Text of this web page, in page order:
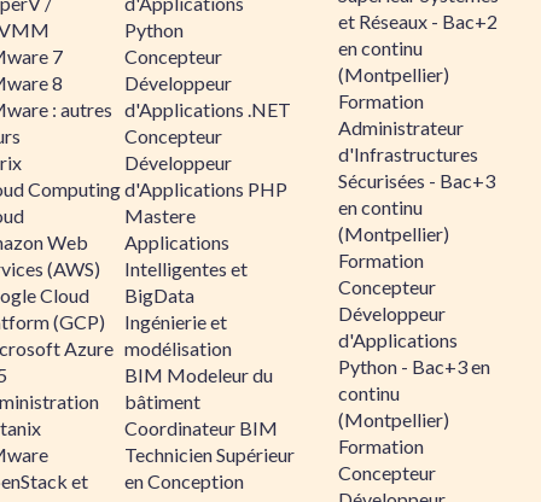
7
8
: autres
Computing
Web
(AWS)
Cloud
(GCP)
Azure
et
Python
Concepteur
Développeur
d'Applications .NET
Concepteur
Développeur
d'Applications PHP
Mastere
Applications
Intelligentes et
BigData
Ingénierie et
modélisation
BIM Modeleur du
bâtiment
Coordinateur BIM
Technicien Supérieur
en Conception
et Réseaux - Bac+2
en continu
(Montpellier)
Formation
Administrateur
d'Infrastructures
Sécurisées - Bac+3
en continu
(Montpellier)
Formation
Concepteur
Développeur
d'Applications
Python - Bac+3 en
continu
(Montpellier)
Formation
Concepteur